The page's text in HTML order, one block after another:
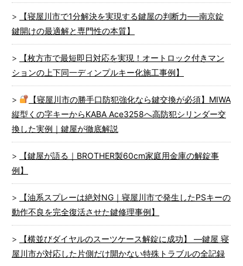
【寝屋川市で1分解決を実現する鍵屋の判断力──南京錠
鍵開けの最適解と専門性の本質】
【枚方市で最短即日対応を実現！オートロック付きマン
ションの上下同一ディンプルキー化施工事例】
【寝屋川市の勝手口防犯強化なら鍵交換が必須】MIWA
縦型くの字キーからKABA Ace3258へ高防犯シリンダー交
換した実例｜鍵屋が徹底解説
【鍵屋が語る｜BROTHER製60cm家庭用金庫の解錠事
例】
【油系スプレーは絶対NG｜寝屋川市で発生したPSキーの
動作不良を完全復活させた鍵修理事例】
【横並びダイヤルのスーツケース解錠に成功】 ―鍵屋 寝
屋川市が対応した片側だけ開かない特殊トラブルの全記録